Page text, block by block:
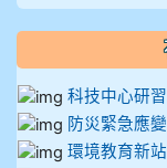
科技中心研
防災緊急應
環境教育新站